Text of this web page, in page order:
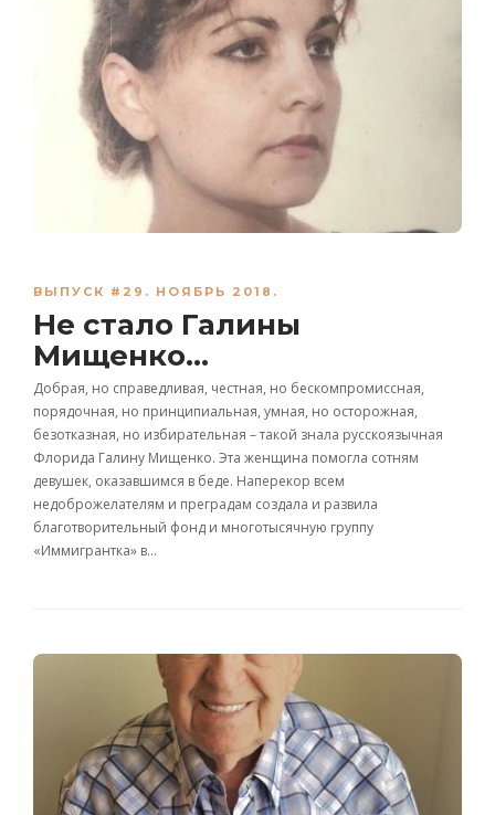
ВЫПУСК #29. НОЯБРЬ 2018.
Не стало Галины
Мищенко…
Добрая, но справедливая, честная, но бескомпромиссная,
порядочная, но принципиальная, умная, но осторожная,
безотказная, но избирательная – такой знала русскоязычная
Флорида Галину Мищенко. Эта женщина помогла сотням
девушек, оказавшимся в беде. Наперекор всем
недоброжелателям и преградам создала и развила
благотворительный фонд и многотысячную группу
«Иммигрантка» в…